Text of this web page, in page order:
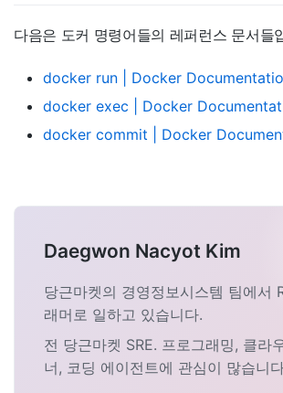
다음은 도커 명령어들의 레퍼런스 문서들
docker run | Docker
docker exec | Docker
docker commit | Docker
Daegwon Nacyot Kim
당근마켓의 경영정보시스템 팀에서
래머로 일하고 있습니다.
전 당근마켓 SRE. 프로그래밍, 클라
너, 코딩 에이전트에 관심이 많습니